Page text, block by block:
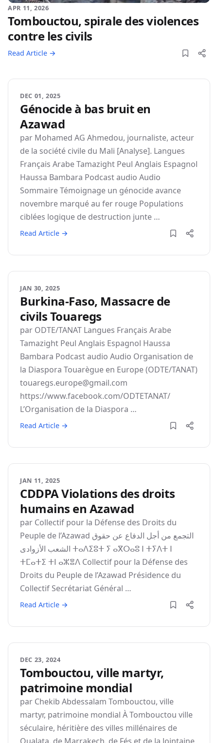
APR 11, 2026
Tombouctou, spirale des violences
contre les civils
Read Article →
DEC 01, 2025
Génocide à bas bruit en
Azawad
par Mohamed AG Ahmedou, journaliste, acteur
de la société civile du Mali [Analyse]. Langues
Français Arabe Tamazight Peul Anglais Espagnol
Haussa Bambara Podcast audio Audio
Sommaire Témoignage un génocide avance
novembre marqué au fer rouge Populations
ciblées logique de destruction junte …
Read Article →
JAN 30, 2025
Burkina-Faso, Massacre de
civils Touaregs
par ODTE/TANAT Langues Français Arabe
Tamazight Peul Anglais Espagnol Haussa
Bambara Podcast audio Audio Organisation de
la Diaspora Touarègue en Europe (ODTE/TANAT)
touaregs.europe@gmail.com
https://www.facebook.com/ODTETANAT/
L’Organisation de la Diaspora …
Read Article →
JAN 11, 2025
CDDPA Violations des droits
humains en Azawad
par Collectif pour la Défense des Droits du
Peuple de l’Azawad اﻟﺘﺠﻤﻊ ﻣﻦ أﺟﻞ اﻟﺪﻓﺎع ﻋﻦ ﺣﻘﻮق
اﻟﺸﻌﺐ اﻷزوادى ⵜⴰⴷⵉⵓⵜ ⵢ ⴰⴳⵔⴰⵓ ⵏ ⵜⵢⴷⵜ ⵏ
ⵜⵎⴰⵜⵉ ⵜⵏ ⴰⵣⴻⴷ Collectif pour la Défense des
Droits du Peuple de l’Azawad Présidence du
Collectif Secrétariat Général …
Read Article →
DEC 23, 2024
Tombouctou, ville martyr,
patrimoine mondial
par Chekib Abdessalam Tombouctou, ville
martyr, patrimoine mondial À Tombouctou ville
séculaire, héritière des villes millénaires de